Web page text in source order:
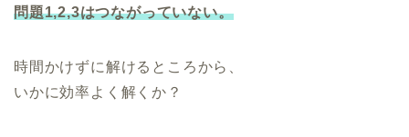
問題1,2,3はつながっていない。
時間かけずに解けるところから、
いかに効率よく解くか？